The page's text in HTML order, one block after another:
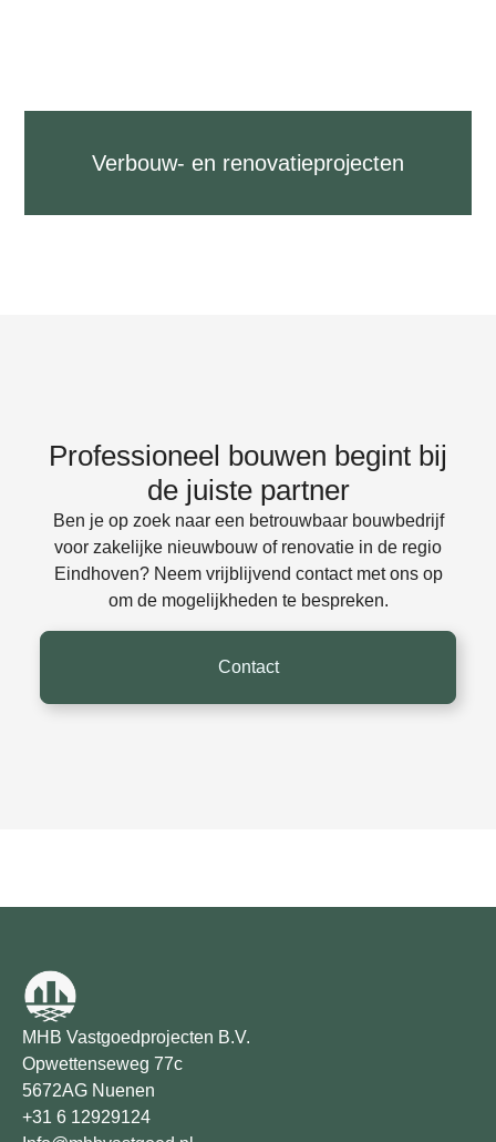
Verbouw- en renovatieprojecten
Professioneel bouwen begint bij
de juiste partner
Ben je op zoek naar een betrouwbaar bouwbedrijf
voor zakelijke nieuwbouw of renovatie in de regio
Eindhoven? Neem vrijblijvend contact met ons op
om de mogelijkheden te bespreken.
Contact
MHB Vastgoedprojecten B.V.
Opwettenseweg 77c
5672AG Nuenen
+31 6 12929124